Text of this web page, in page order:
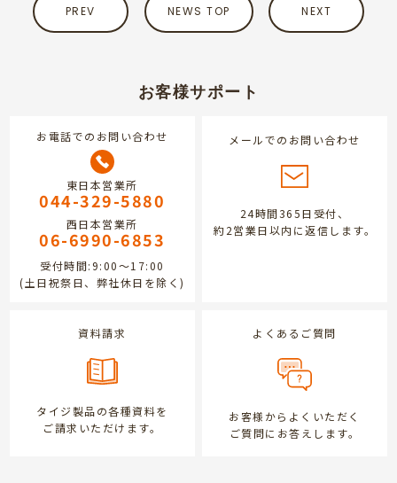
PREV NEWS TOP NEXT
お客様サポート
お電話でのお問い合わせ
東日本営業所
044-329-5880
西日本営業所
06-6990-6853
受付時間:9:00～17:00
(土日祝祭日、弊社休日を除く)
メールでのお問い合わせ
24時間365日受付、
約2営業日以内に返信します。
資料請求
タイジ製品の各種資料を
ご請求いただけます。
よくあるご質問
お客様からよくいただく
ご質問にお答えします。